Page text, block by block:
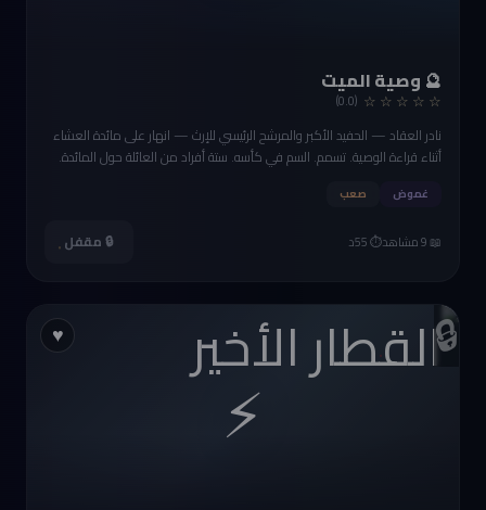
🔮 وصية الميت
☆ ☆ ☆ ☆ ☆
(0.0)
نادر العقاد — الحفيد الأكبر والمرشح الرئيسي للإرث — انهار على مائدة العشاء
أثناء قراءة الوصية. تسمم. السم في كأسه. ستة أفراد من العائلة حول المائدة.
غموض صعب
📖 9 مشاهد ⏱️ 55د 🔒 مقفل
🔒
♥
⚡